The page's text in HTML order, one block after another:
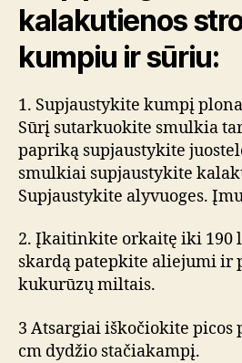
kalakutienos
kumpiu ir sūriu:
1. Supjaustykite kumpį
Sūrį sutarkuokite smulkia
papriką supjaustykite
smulkiai supjaustykite
Supjaustykite alyvuoges.
2. Įkaitinkite orkaitę iki 190
skardą patepkite aliejumi ir
kukurūzų miltais.
3 Atsargiai iškočiokite picos
cm dydžio stačiakampį.